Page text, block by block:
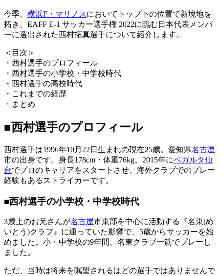
今季、 横浜F・マリノスにおいてトップ下の位置で新境地を
拓き、EAFF E-1 サッカー選手権 2022に臨む日本代表メンバ
ーに選出された西村拓真選手について紹介します。
＜目次＞
・西村選手のプロフィール
・西村選手の小学校・中学校時代
・西村選手の高校時代
・これまでの経歴
・まとめ
■西村選手のプロフィール
西村選手は1996年10月22日生まれの現在25歳。愛知県名古屋
市の出身です。身長178cm・体重76kg。2015年にベガルタ仙
台でプロのキャリアをスタートさせ、海外クラブでのプレー
経験もあるストライカーです。
■西村選手の小学校・中学校時代
3歳上のお兄さんが名古屋市東部を中心に活動する『名東(め
いとう)クラブ』に通っていた影響で、5歳からサッカーを始
めました。小・中学校の9年間、名東クラブ一筋でプレーし
ました。
ただ、当時は将来を嘱望されるほどの選手ではありませんで